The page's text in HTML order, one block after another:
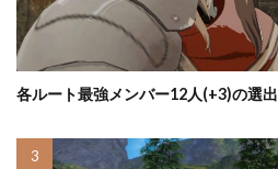
各ルート最強メンバー12人(+3)の選出